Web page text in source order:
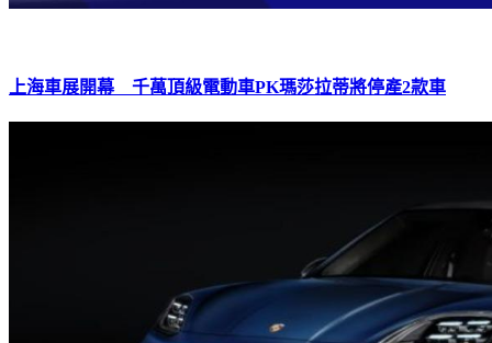
上海車展開幕 千萬頂級電動車PK瑪莎拉蒂將停產2款車